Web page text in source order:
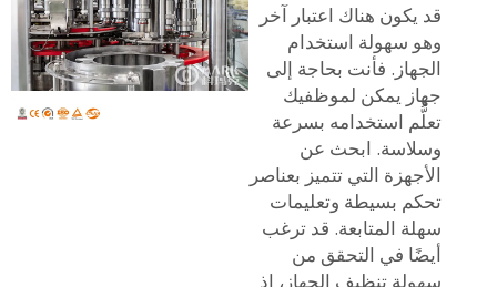
قد يكون هناك اعتبار آخر
وهو سهولة استخدام
الجهاز. فأنت بحاجة إلى
جهاز يمكن لموظفيك
تعلُّم استخدامه بسرعة
وسلاسة. ابحث عن
الأجهزة التي تتميز بعناصر
تحكم بسيطة وتعليمات
سهلة المتابعة. قد ترغب
أيضًا في التحقق من
سهولة تنظيف الجهاز، إذ